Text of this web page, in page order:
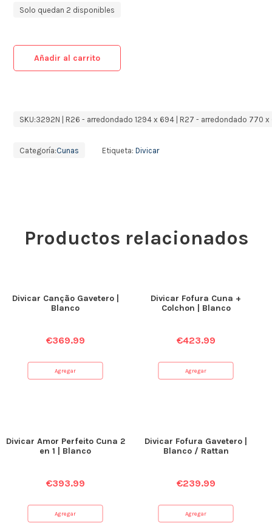
Solo quedan 2 disponibles
Añadir al carrito
SKU:3292N | R26 - arredondado 1294 x 694 | R27 - arredondado 770
Categoría:Cunas Etiqueta: Divicar
Productos relacionados
Divicar Canção Gavetero |
Blanco
€369.99
Agregar
Divicar Fofura Cuna +
Colchon | Blanco
€423.99
Agregar
Divicar Amor Perfeito Cuna 2
en 1 | Blanco
€393.99
Agregar
Divicar Fofura Gavetero |
Blanco / Rattan
€239.99
Agregar